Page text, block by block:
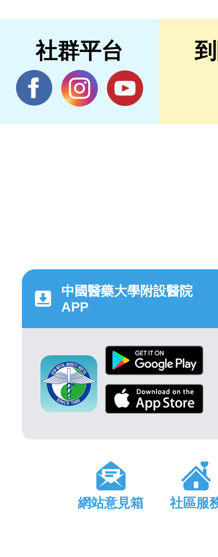
社群平台
中國醫藥大學附設醫院
APP
網站意見箱 社區服